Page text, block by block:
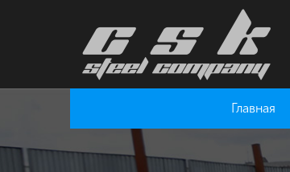
Главная